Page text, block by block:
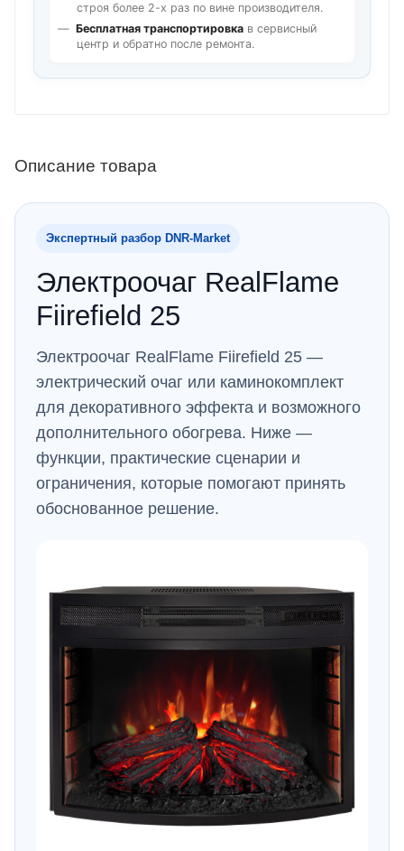
строя более 2-х раз по вине производителя.
Бесплатная транспортировка в сервисный
центр и обратно после ремонта.
Описание товара
Экспертный разбор DNR‑Market
Электроочаг RealFlame
Fiirefield 25
Электроочаг RealFlame Fiirefield 25 —
электрический очаг или каминокомплект
для декоративного эффекта и возможного
дополнительного обогрева. Ниже —
функции, практические сценарии и
ограничения, которые помогают принять
обоснованное решение.